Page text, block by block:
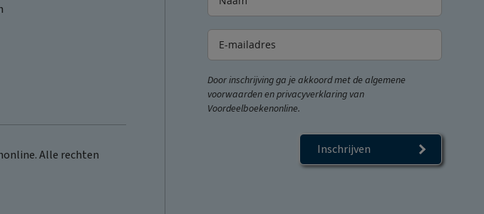
Alle rechten
Door inschrijving ga je akkoord met de algemene
voorwaarden en privacyverklaring van
Voordeelboekenonline.
Inschrijven